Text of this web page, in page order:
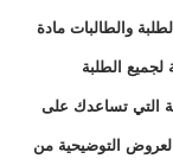
والطالبات مادة
لجميع الطلبة
التي تساعدك على
التوضيحية من